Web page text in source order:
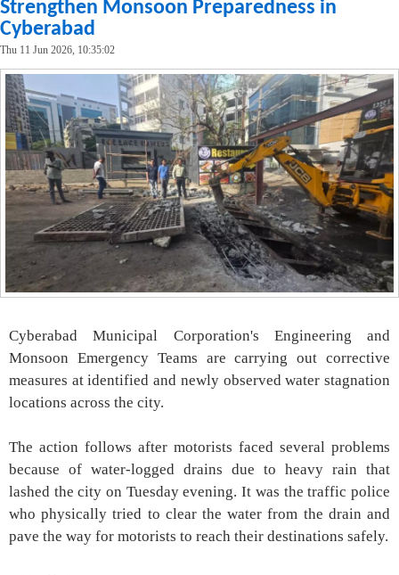
Strengthen Monsoon Preparedness in
Cyberabad
Thu 11 Jun 2026, 10:35:02
Cyberabad Municipal Corporation's Engineering and
Monsoon Emergency Teams are carrying out corrective
measures at identified and newly observed water stagnation
locations across the city.
The action follows after motorists faced several problems
because of water-logged drains due to heavy rain that
lashed the city on Tuesday evening. It was the traffic police
who physically tried to clear the water from the drain and
pave the way for motorists to reach their destinations safely.